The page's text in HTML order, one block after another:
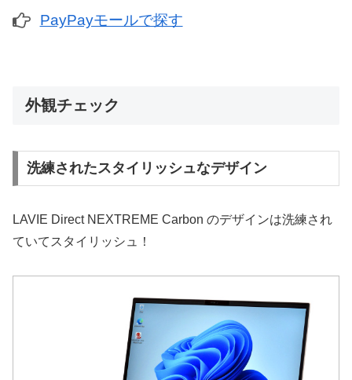
PayPayモールで探す
外観チェック
洗練されたスタイリッシュなデザイン
LAVIE Direct NEXTREME Carbon のデザインは洗練され
ていてスタイリッシュ！